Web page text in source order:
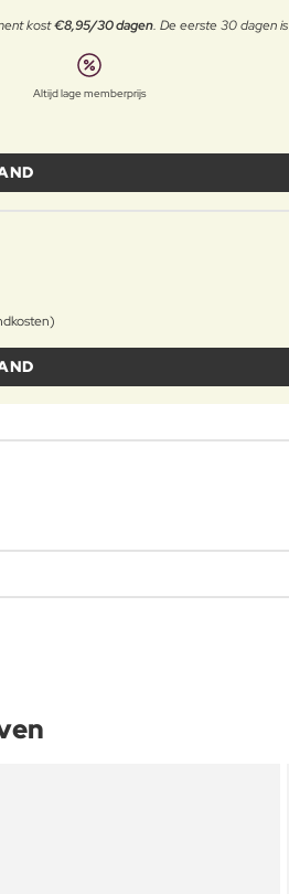
kost€8,95/30 dagen. De eerste 30 dagen is
Altijd lage memberprijs